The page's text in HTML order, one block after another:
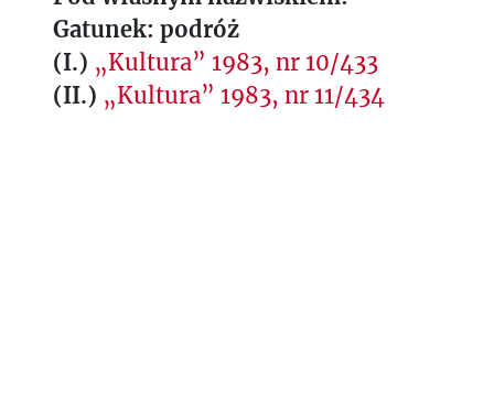
Gatunek: podróż
(I.) „Kultura” 1983, nr 10/433
(II.) „Kultura” 1983, nr 11/434